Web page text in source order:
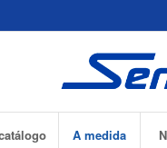
A medida